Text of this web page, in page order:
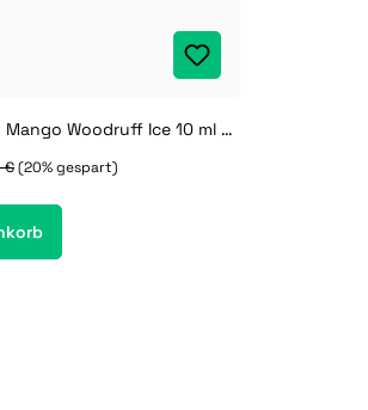
Yeti Overdosed Mango Woodruff Ice 10 ml Aroma
€(20% gespart)